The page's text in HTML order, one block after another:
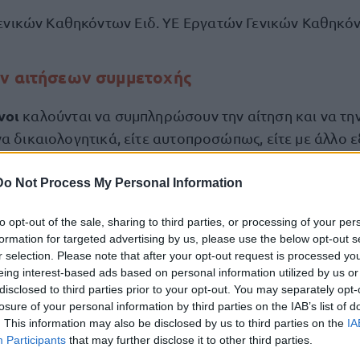
Not Process My Personal Information
opt-out of the sale, sharing to third parties, or processing of your
for targeted advertising by us, please use the below opt-out
selection. Please note that after your opt-out request is processed
interest-based ads based on personal information utilized by us
to third parties prior to your opt-out. You may separately
of your personal information by third parties on the IAB’s list of
This information may also be disclosed by us to third parties on the
Participants that may further disclose it to other third parties.
Καθηκόντων Ειδ. ΥΕ Εργατών Γενικών
αιτήσεων συμμετοχής
καλούνται να συμπληρώσουν την αίτηση και να
δικαιολογητικά, είτε αυτοπροσώπως, είτε με άλλο
στο Τμήμα Ανθρώπινου Δυναμικού του Δήμου που
Πέμπτη 22 Μαΐου 2025 μέχρι και Τετάρτη 28
είναι διαθέσιμο στον διαδικτυακό τόπο του
(www.markopoulo.gr).